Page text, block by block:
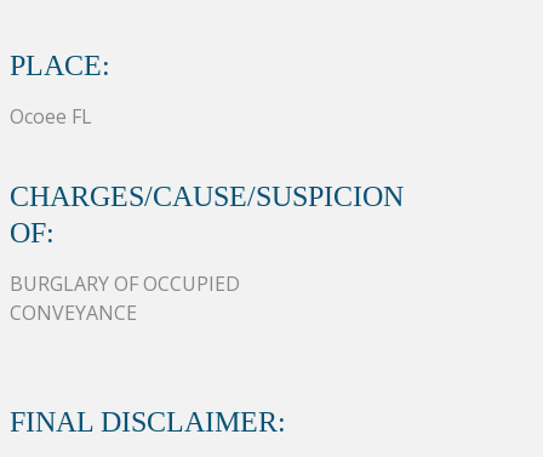
PLACE:
Ocoee FL
CHARGES/CAUSE/SUSPICION
OF:
BURGLARY OF OCCUPIED
CONVEYANCE
FINAL DISCLAIMER: